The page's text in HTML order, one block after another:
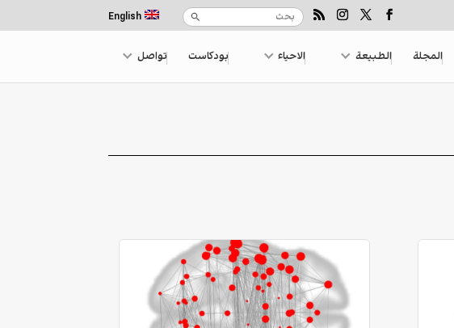
English
المجلة الطبيعة الاحياء بودكاست تواصل